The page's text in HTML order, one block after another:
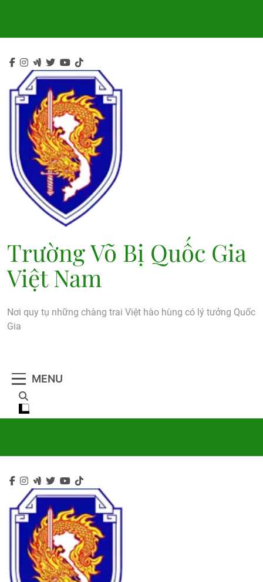
Trường Võ Bị Quốc Gia
Việt Nam
Nơi quy tụ những chàng trai Việt hào hùng có lý tưởng Quốc
Gia
MENU